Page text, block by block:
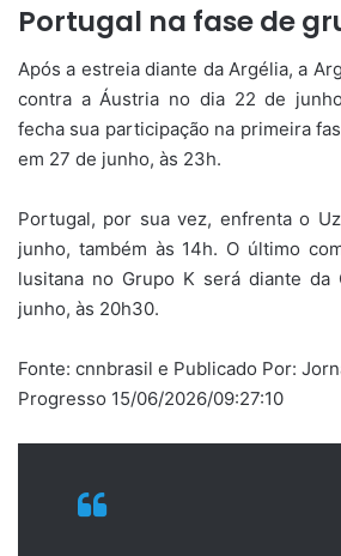
Portugal na fase de
Após a estreia diante da Argélia, a
contra a Áustria no dia 22 de
fecha sua participação na primeira
em 27 de junho, às 23h.
Portugal, por sua vez, enfrenta o
junho, também às 14h. O último
lusitana no Grupo K será diante da
junho, às 20h30.
Fonte: cnnbrasil e Publicado Por:
Progresso 15/06/2026/09:27:10